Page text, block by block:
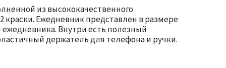
из высококачественного
краски. Ежедневник представлен в размере
Внутри есть полезный
держатель для телефона и ручки.